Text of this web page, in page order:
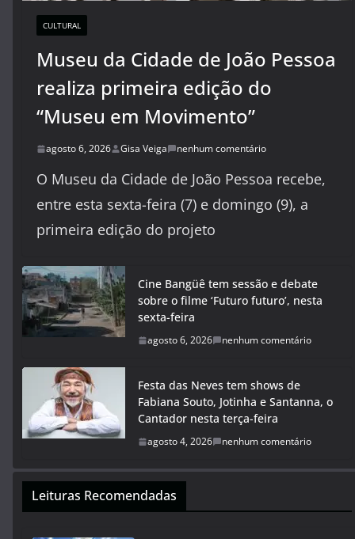
CULTURAL
Museu da Cidade de João Pessoa
realiza primeira edição do
“Museu em Movimento”
agosto 6, 2026 Gisa Veiga nenhum comentário
O Museu da Cidade de João Pessoa recebe,
entre esta sexta-feira (7) e domingo (9), a
primeira edição do projeto
Cine Bangüê tem sessão e debate
sobre o filme ‘Futuro futuro’, nesta
sexta-feira
agosto 6, 2026 nenhum comentário
Festa das Neves tem shows de
Fabiana Souto, Jotinha e Santanna, o
Cantador nesta terça-feira
agosto 4, 2026 nenhum comentário
Leituras Recomendadas